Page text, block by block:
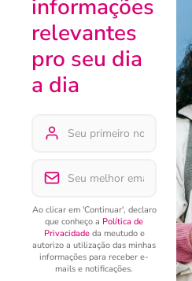
informações
relevantes
pro seu dia
a dia
Ao clicar em 'Continuar', declaro
que conheço a Política de
Privacidadeda meutudo e
autorizo a utilização das minhas
informações para receber e-
mails e notificações.